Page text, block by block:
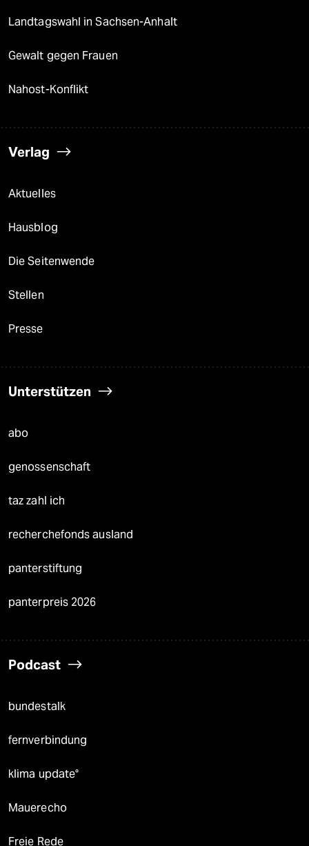
Landtagswahl in Sachsen-Anhalt
Gewalt gegen Frauen
Nahost-Konflikt
Verlag
Aktuelles
Hausblog
Die Seitenwende
Stellen
Presse
Unterstützen
abo
genossenschaft
taz zahl ich
recherchefonds ausland
panterstiftung
panterpreis 2026
Podcast
bundestalk
fernverbindung
klima update°
Mauerecho
Freie Rede